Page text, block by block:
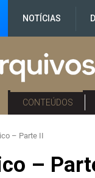
NOTÍCIAS
CONTEÚDOS
– Parte II
–